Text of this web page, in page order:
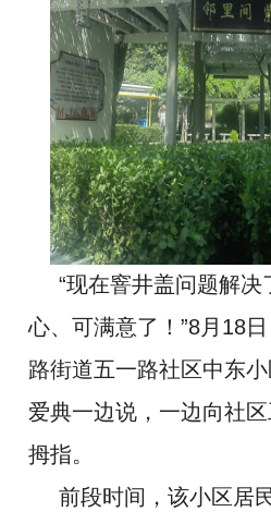
“现在窨井盖问题解
心、可满意了！”8月18
路街道五一路社区中东
爱典一边说，一边向社
拇指。
前段时间，该小区居